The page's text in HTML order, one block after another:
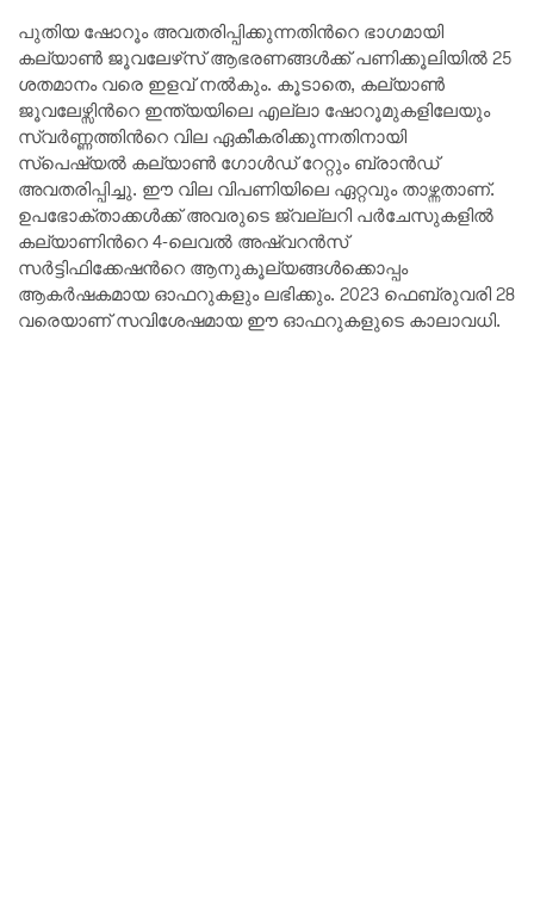
പുതിയ ഷോറൂം അവതരിപ്പിക്കുന്നതിന്‍റെ ഭാഗമായി
കല്യാണ്‍ ജൂവലേഴ്‌സ് ആഭരണങ്ങള്‍ക്ക് പണിക്കൂലിയില്‍ 25
ശതമാനം വരെ ഇളവ് നല്‍കും. കൂടാതെ, കല്യാൺ
ജൂവലേഴ്സിന്‍റെ ഇന്ത്യയിലെ എല്ലാ ഷോറൂമുകളിലേയും
സ്വർണ്ണത്തിന്‍റെ വില ഏകീകരിക്കുന്നതിനായി
സ്പെഷ്യൽ കല്യാൺ ഗോൾഡ് റേറ്റും ബ്രാൻഡ്
അവതരിപ്പിച്ചു. ഈ വില വിപണിയിലെ ഏറ്റവും താഴ്ന്നതാണ്.
ഉപഭോക്താക്കൾക്ക് അവരുടെ ജ്വല്ലറി പർചേസുകളിൽ
കല്യാണിന്‍റെ 4-ലെവൽ അഷ്വറൻസ്
സർട്ടിഫിക്കേഷന്‍റെ ആനുകൂല്യങ്ങൾക്കൊപ്പം
ആകർഷകമായ ഓഫറുകളും ലഭിക്കും. 2023 ഫെബ്രുവരി 28
വരെയാണ് സവിശേഷമായ ഈ ഓഫറുകളുടെ കാലാവധി.